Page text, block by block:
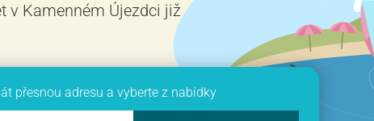
v Kamenném Újezdci již
přesnou adresu a vyberte z nabídky